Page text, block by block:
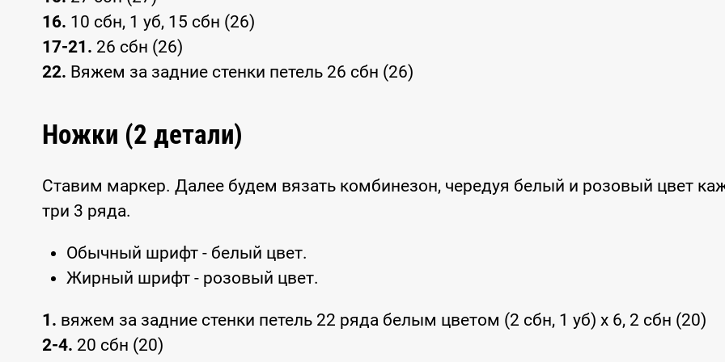
16. 10 сбн, 1 уб, 15 сбн (26)
17-21. 26 сбн (26)
22. Вяжем за задние стенки петель 26 сбн (26)
Ножки (2 детали)
Ставим маркер. Далее будем вязать комбинезон, чередуя белый и розовый цвет
три 3 ряда.
Обычный шрифт - белый цвет.
Жирный шрифт - розовый цвет.
1. вяжем за задние стенки петель 22 ряда белым цветом (2 сбн, 1 уб) x 6, 2 сбн (20)
2-4. 20 сбн (20)